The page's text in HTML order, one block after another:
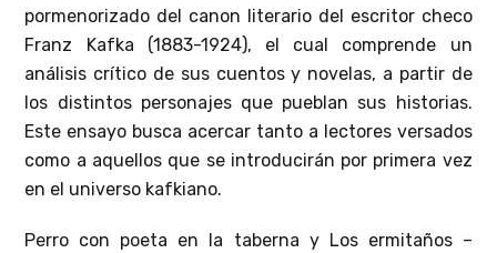
pormenorizado del canon literario del escritor checo
Franz Kafka (1883-1924), el cual comprende un
análisis crítico de sus cuentos y novelas, a partir de
los distintos personajes que pueblan sus historias.
Este ensayo busca acercar tanto a lectores versados
como a aquellos que se introducirán por primera vez
en el universo kafkiano.
Perro con poeta en la taberna y Los ermitaños –